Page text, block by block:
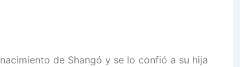
de Shangó y se lo confió a su hija